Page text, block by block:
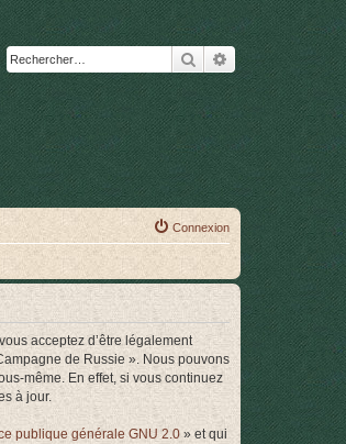
RechercherRecherche
Connexion
acceptez d’être légalement
de Russie ». Nous pouvons
même. En effet, si vous continuez
à jour.
publique générale GNU 2.0 » et qui